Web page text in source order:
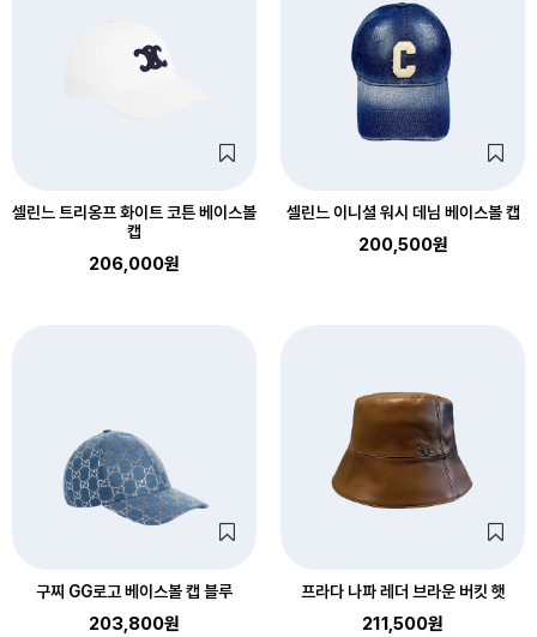
셀린느 트리옹프 화이트 코튼 베이스볼
캡
206,000원
셀린느 이니셜 워시 데님 베이스볼 캡
200,500원
구찌 GG로고 베이스볼 캡 블루
203,800원
프라다 나파 레더 브라운 버킷 햇
211,500원